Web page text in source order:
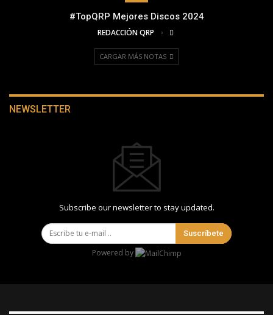
#TopQRP Mejores Discos 2024
REDACCIÓN QRP
CARGAR MÁS NOTAS
NEWSLETTER
Subscribe our newsletter to stay updated.
Suscríbete
Powered by